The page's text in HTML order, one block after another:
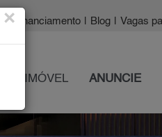
| Financiamento Blog Vagas
IMÓVEL ANUNCIE
×